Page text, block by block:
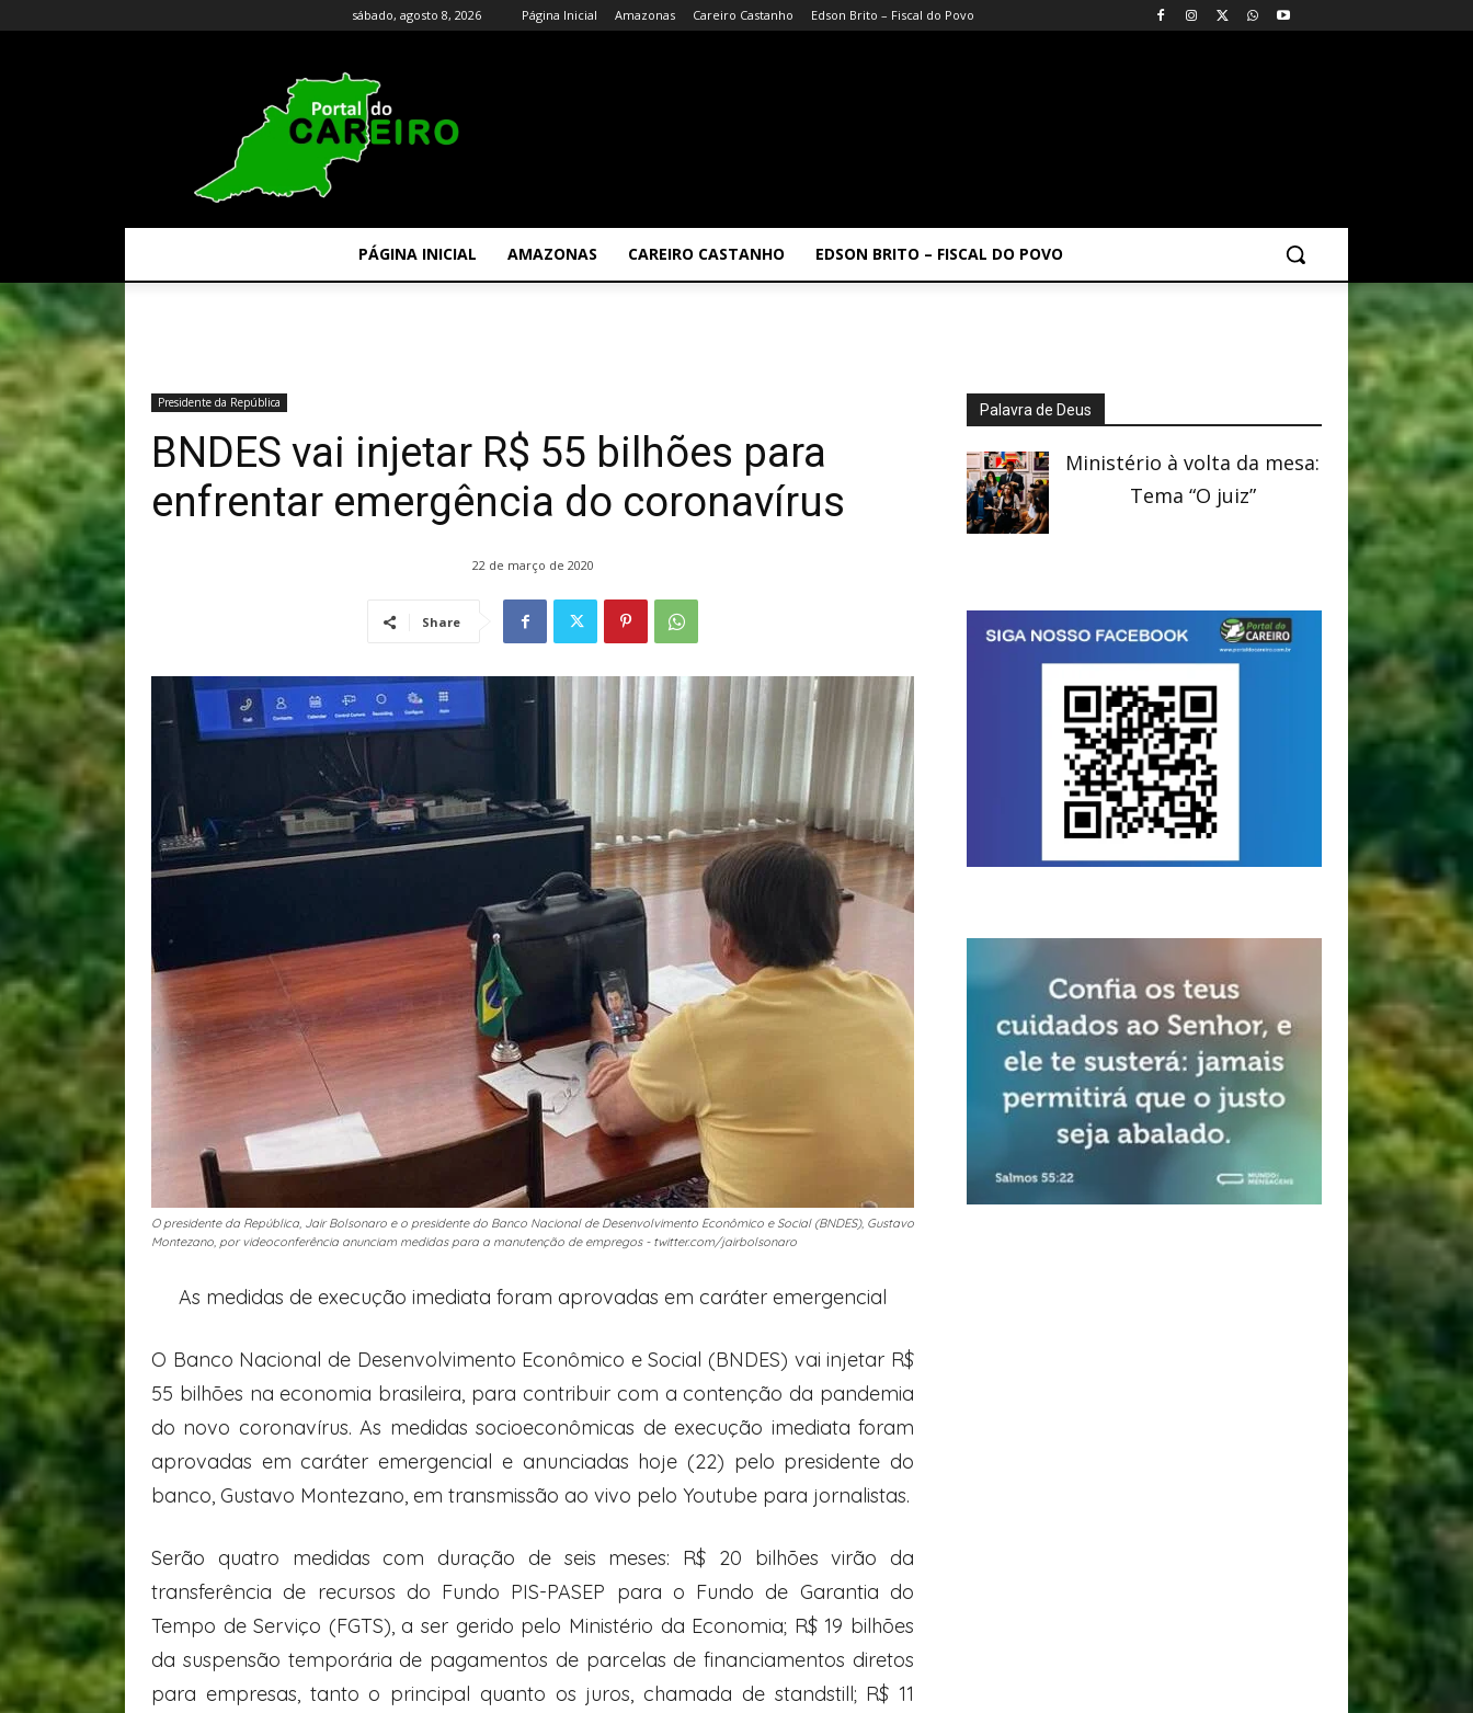
sábado, agosto 8, 2026 Página Inicial Amazonas Careiro Castanho Edson Brito – Fiscal do Povo
PÁGINA INICIAL AMAZONAS CAREIRO CASTANHO EDSON BRITO – FISCAL DO POVO
Presidente da República
BNDES vai injetar R$ 55 bilhões para
enfrentar emergência do coronavírus
22 de março de 2020
Share
O presidente da República, Jair Bolsonaro e o presidente do Banco Nacional de Desenvolvimento Econômico e Social (BNDES), Gustavo
Montezano, por videoconferência anunciam medidas para a manutenção de empregos - twitter.com/jairbolsonaro
As medidas de execução imediata foram aprovadas em caráter emergencial
O Banco Nacional de Desenvolvimento Econômico e Social (BNDES) vai injetar R$
55 bilhões na economia brasileira, para contribuir com a contenção da pandemia
do novo coronavírus. As medidas socioeconômicas de execução imediata foram
aprovadas em caráter emergencial e anunciadas hoje (22) pelo presidente do
banco, Gustavo Montezano, em transmissão ao vivo pelo Youtube para jornalistas.
Serão quatro medidas com duração de seis meses: R$ 20 bilhões virão da
transferência de recursos do Fundo PIS-PASEP para o Fundo de Garantia do
Tempo de Serviço (FGTS), a ser gerido pelo Ministério da Economia; R$ 19 bilhões
da suspensão temporária de pagamentos de parcelas de financiamentos diretos
para empresas, tanto o principal quanto os juros, chamada de standstill; R$ 11
Palavra de Deus
Ministério à volta da mesa:
Tema “O juiz”